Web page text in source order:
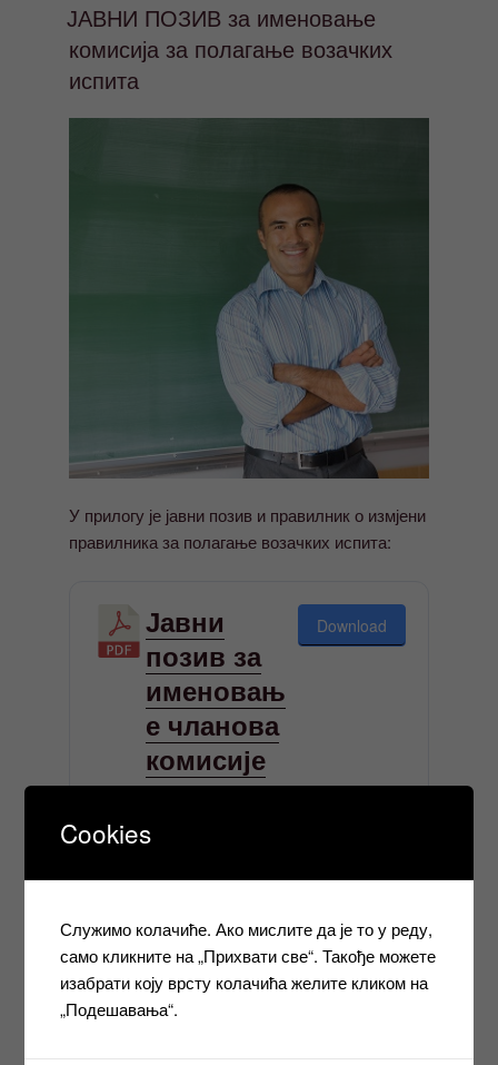
ЈАВНИ ПОЗИВ за именовање
комисија за полагање возачких
испита
У прилогу је јавни позив и правилник о измјени
правилника за полагање возачких испита:
Јавни
позив за
именовањ
е чланова
комисије
за
полагање
11.2025
1 file(s)2.61 MB
Download
Cookies
Служимо колачиће. Ако мислите да је то у реду,
само кликните на „Прихвати све“. Такође можете
изабрати коју врсту колачића желите кликом на
„Подешавања“.